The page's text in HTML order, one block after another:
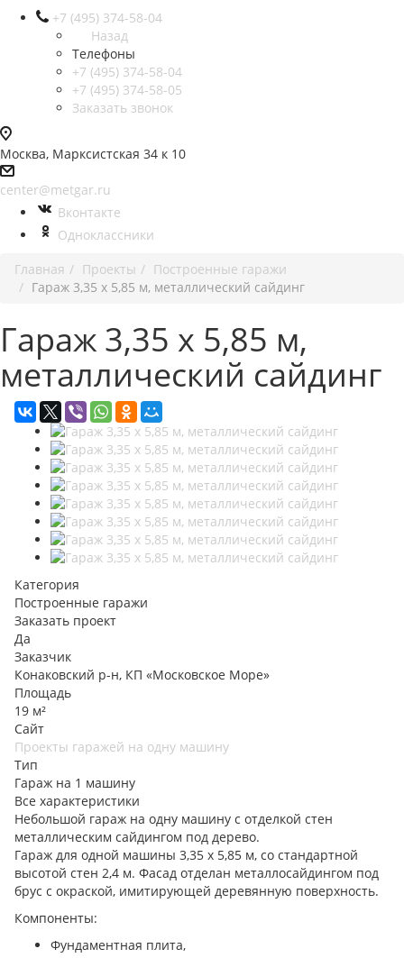
+7 (495) 374-58-04
Назад
Телефоны
+7 (495) 374-58-04
+7 (495) 374-58-05
Заказать звонок
Москва, Марксистская 34 к 10
center@metgar.ru
Вконтакте
Одноклассники
Главная
Проекты
Построенные гаражи
Гараж 3,35 х 5,85 м, металлический сайдинг
Гараж 3,35 х 5,85 м,
металлический сайдинг
Категория
Построенные гаражи
Заказать проект
Да
Заказчик
Конаковский р-н, КП «Московское Море»
Площадь
19 м²
Сайт
Проекты гаражей на одну машину
Тип
Гараж на 1 машину
Все характеристики
Небольшой гараж на одну машину с отделкой стен
металлическим сайдингом под дерево.
Гараж для одной машины 3,35 х 5,85 м, со стандартной
высотой стен 2,4 м. Фасад отделан металлосайдингом под
брус с окраской, имитирующей деревянную поверхность.
Компоненты:
Фундаментная плита,